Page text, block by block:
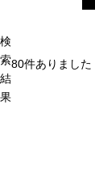
検
索
結
果
80件ありました